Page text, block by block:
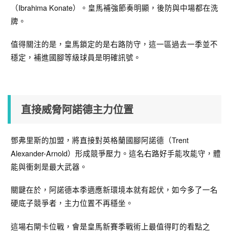
（Ibrahima Konate）。皇馬補強節奏明顯，後防與中場都在洗
牌。
值得關注的是，皇馬鎖定的是右路防守，這一區過去一季並不
穩定，補進國腳等級球員是明確訊號。
直接威脅阿諾德主力位置
鄧弗里斯的加盟，將直接對英格蘭國腳阿諾德（Trent
Alexander-Arnold）形成競爭壓力。這名右路好手能攻能守，體
能與衝刺是最大武器。
關鍵在於，阿諾德本季適應新環境本就有起伏，如今多了一名
硬底子競爭者，主力位置不再穩坐。
這場右閘卡位戰，會是皇馬新賽季戰術上最值得盯的看點之